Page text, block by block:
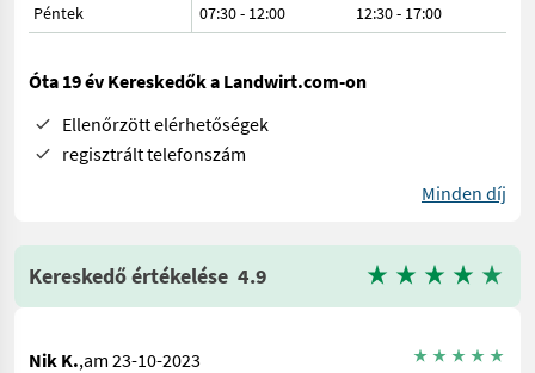
Péntek
07:30 - 12:00 12:30 - 17:00
Óta 19 év Kereskedők a Landwirt.com-on
Ellenőrzött elérhetőségek
regisztrált telefonszám
Minden díj
Kereskedő értékelése 4.9
Nik K.,am 23-10-2023